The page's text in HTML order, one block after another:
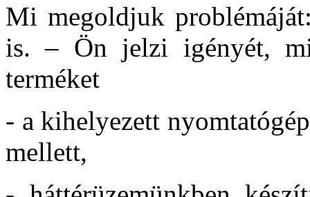
Mi megoldjuk
is. – Ön jelzi igényét,
terméket
- a kihelyezett
mellett,